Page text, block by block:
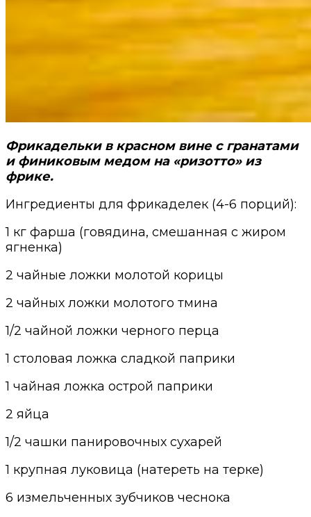
Фрикадельки в красном вине с гранатами
и финиковым медом на «ризотто» из
фрике.
Ингредиенты для фрикаделек (4-6 порций):
1 кг фарша (говядина, смешанная с жиром
ягненка)
2 чайные ложки молотой корицы
2 чайных ложки молотого тмина
1/2 чайной ложки черного перца
1 столовая ложка сладкой паприки
1 чайная ложка острой паприки
2 яйца
1/2 чашки панировочных сухарей
1 крупная луковица (натереть на терке)
6 измельченных зубчиков чеснока